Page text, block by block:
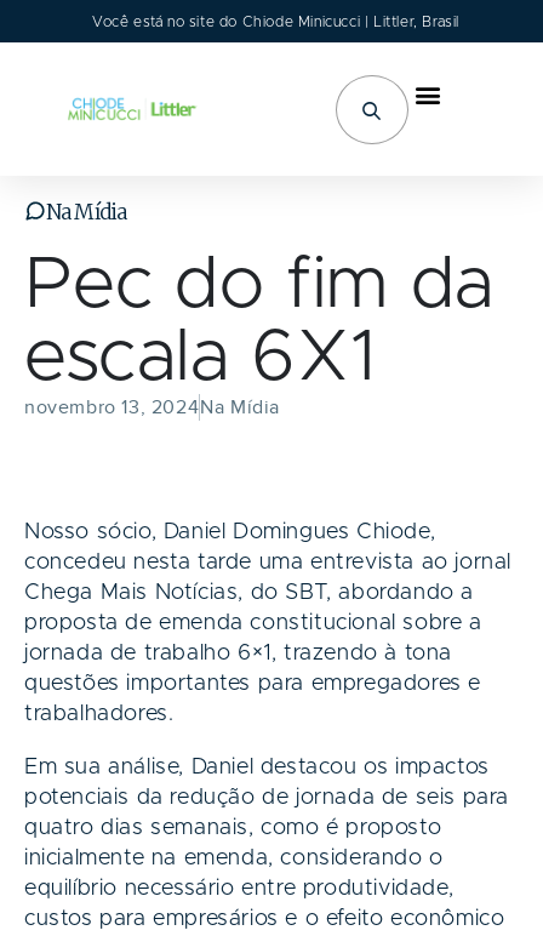
Você está no site do Chiode Minicucci | Littler, Brasil
Na Mídia
Pec do fim da
escala 6X1
novembro 13, 2024Na Mídia
Nosso sócio, Daniel Domingues Chiode,
concedeu nesta tarde uma entrevista ao jornal
Chega Mais Notícias, do SBT, abordando a
proposta de emenda constitucional sobre a
jornada de trabalho 6×1, trazendo à tona
questões importantes para empregadores e
trabalhadores.
Em sua análise, Daniel destacou os impactos
potenciais da redução de jornada de seis para
quatro dias semanais, como é proposto
inicialmente na emenda, considerando o
equilíbrio necessário entre produtividade,
custos para empresários e o efeito econômico